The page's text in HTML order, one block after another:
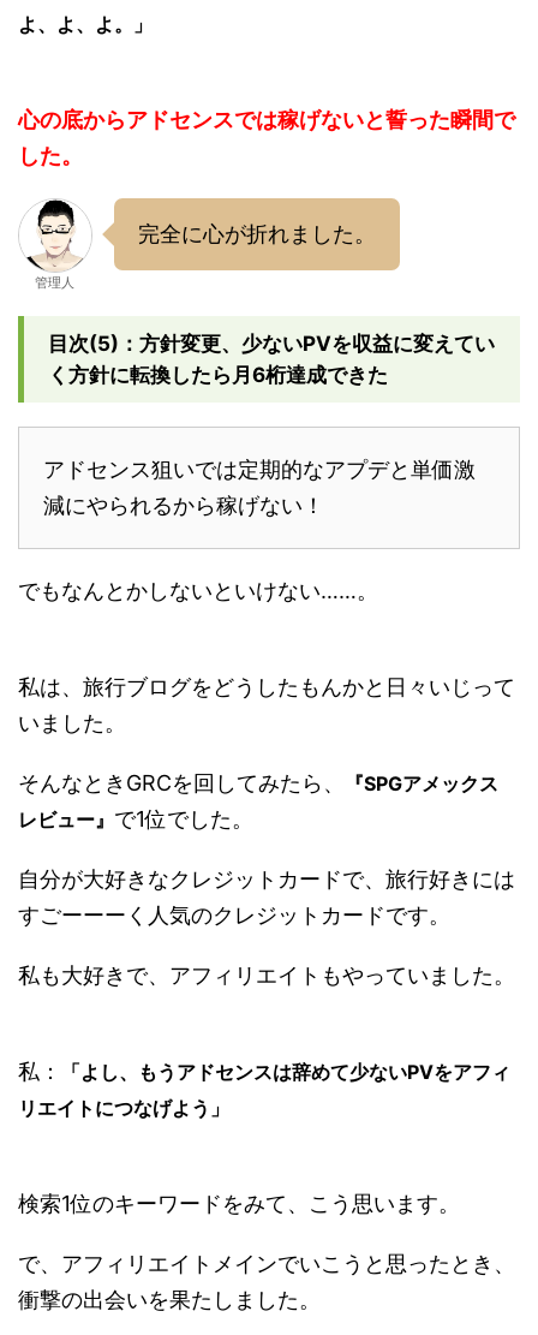
よ、よ、よ。」
心の底からアドセンスでは稼げないと誓った瞬間で
した。
管理人
完全に心が折れました。
目次(5)：方針変更、少ないPVを収益に変えてい
く方針に転換したら月6桁達成できた
アドセンス狙いでは定期的なアプデと単価激
減にやられるから稼げない！
でもなんとかしないといけない……。
私は、旅行ブログをどうしたもんかと日々いじって
いました。
そんなときGRCを回してみたら、
『SPGアメックス
レビュー』 で1位でした。
自分が大好きなクレジットカードで、旅行好きには
すごーーーく人気のクレジットカードです。
私も大好きで、アフィリエイトもやっていました。
私：
「よし、もうアドセンスは辞めて少ないPVをアフィ
リエイトにつなげよう」
検索1位のキーワードをみて、こう思います。
で、アフィリエイトメインでいこうと思ったとき、
衝撃の出会いを果たしました。